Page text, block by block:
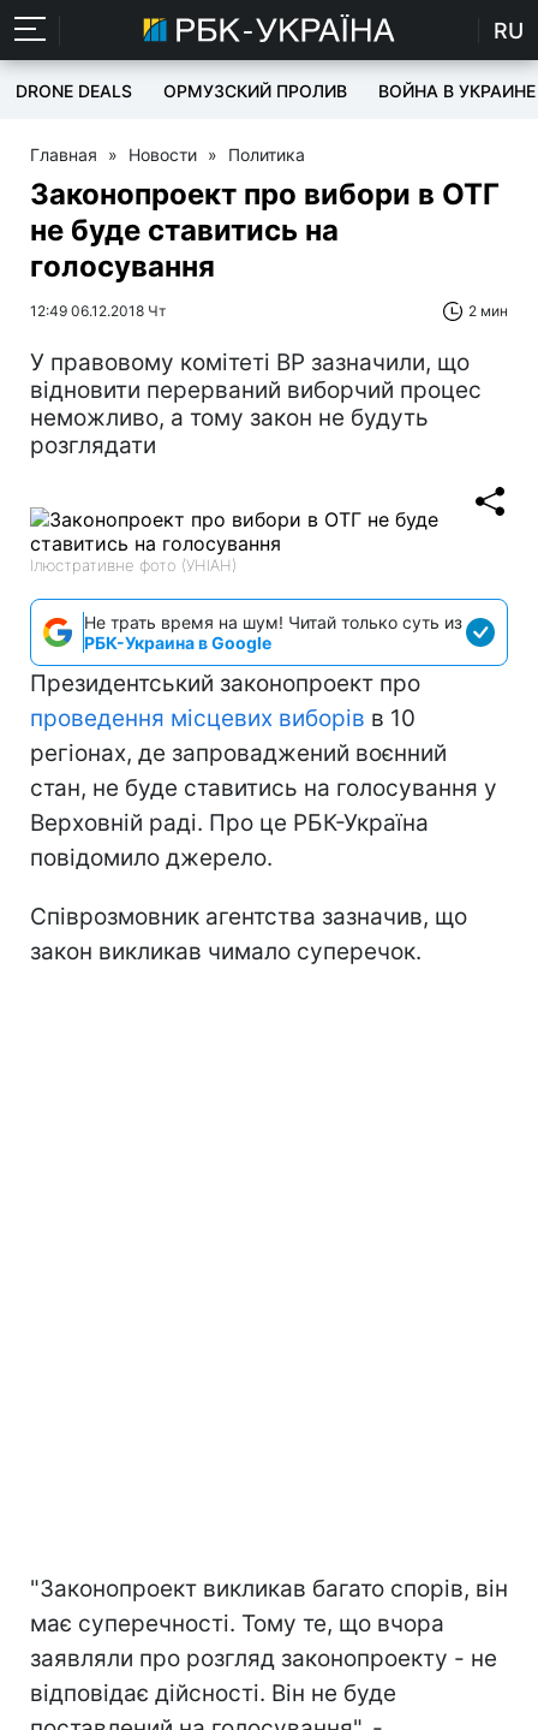
RU
DRONE DEALS ОРМУЗСКИЙ ПРОЛИВ ВОЙНА В УКРАИНЕ
Главная » Новости » Политика
Законопроект про вибори в ОТГ
не буде ставитись на
голосування
12:49 06.12.2018 Чт 2 мин
У правовому комітеті ВР зазначили, що
відновити перерваний виборчий процес
неможливо, а тому закон не будуть
розглядати
Ілюстративне фото (УНІАН)
Не трать время на шум! Читай только суть из
РБК-Украина в Google
Президентський законопроект про
проведення місцевих виборів в 10
регіонах, де запроваджений воєнний
стан, не буде ставитись на голосування у
Верховній раді. Про це РБК-Україна
повідомило джерело.
Співрозмовник агентства зазначив, що
закон викликав чимало суперечок.
"Законопроект викликав багато спорів, він
має суперечності. Тому те, що вчора
заявляли про розгляд законопроекту - не
відповідає дійсності. Він не буде